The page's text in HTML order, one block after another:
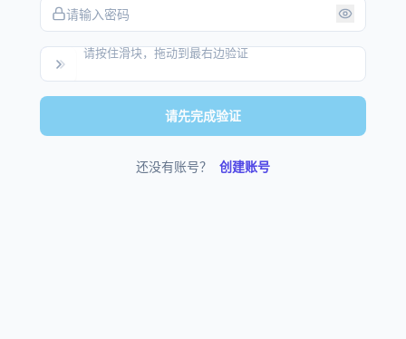
请按住滑块，拖动到最右边验证
请先完成验证
还没有账号？ 创建账号